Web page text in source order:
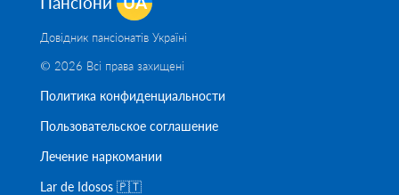
Довідник пансіонатів Україні
© 2026 Всі права захищені
Политика конфиденциальности
Пользовательское соглашение
Лечение наркомании
Lar de Idosos 🇵🇹